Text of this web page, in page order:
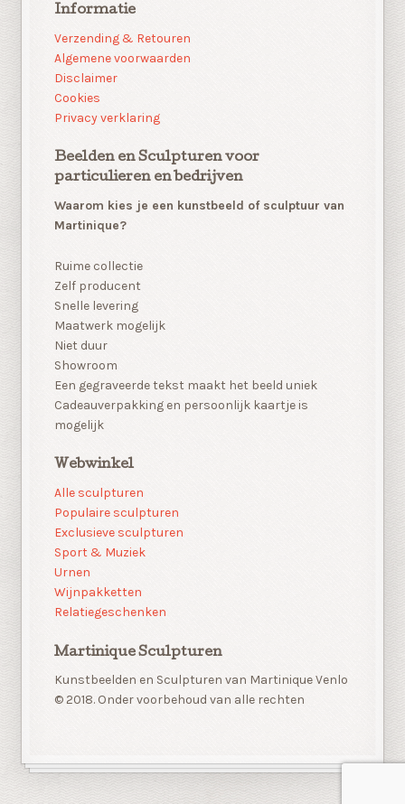
Informatie
Verzending & Retouren
Algemene voorwaarden
Disclaimer
Cookies
Privacy verklaring
Beelden en Sculpturen voor
particulieren en bedrijven
Waarom kies je een kunstbeeld of sculptuur van
Martinique?
Ruime collectie
Zelf producent
Snelle levering
Maatwerk mogelijk
Niet duur
Showroom
Een gegraveerde tekst maakt het beeld uniek
Cadeauverpakking en persoonlijk kaartje is
mogelijk
Webwinkel
Alle sculpturen
Populaire sculpturen
Exclusieve sculpturen
Sport & Muziek
Urnen
Wijnpakketten
Relatiegeschenken
Martinique Sculpturen
Kunstbeelden en Sculpturen van Martinique Venlo
© 2018. Onder voorbehoud van alle rechten